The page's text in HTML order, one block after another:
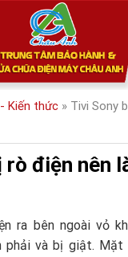
Kiến thức » Tivi Sony
rò điện nên
ra bên ngoài vỏ
phải và bị giật. Mặt